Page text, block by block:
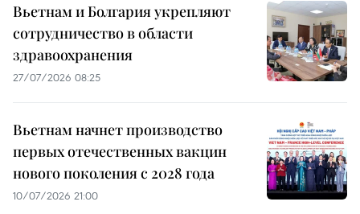
Вьетнам и Болгария укрепляют
сотрудничество в области
здравоохранения
27/07/2026 08:25
Вьетнам начнет производство
первых отечественных вакцин
нового поколения с 2028 года
10/07/2026 21:00